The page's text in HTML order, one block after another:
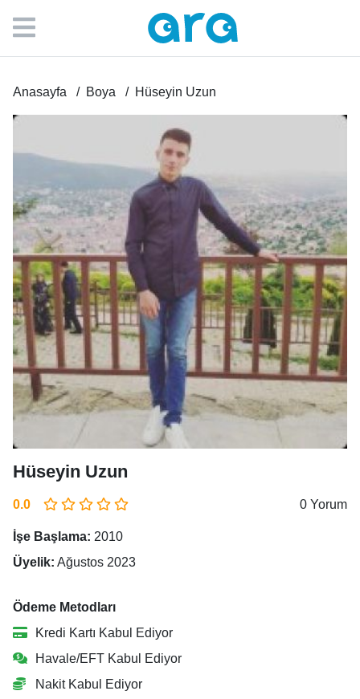
Anasayfa Boya Hüseyin Uzun
Hüseyin Uzun
0.0 0 Yorum
İşe Başlama: 2010
Üyelik: Ağustos 2023
Ödeme Metodları
Kredi Kartı Kabul Ediyor
Havale/EFT Kabul Ediyor
Nakit Kabul Ediyor